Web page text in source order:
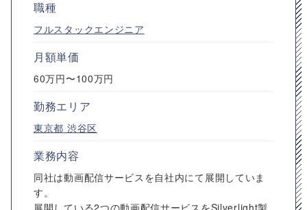
職種
フルスタックエンジニア
月額単価
60万円〜100万円
勤務エリア
東京都 渋谷区
業務内容
同社は動画配信サービスを自社内にて展開していま
す。
展開している2つの動画配信サービスをSilverlight製